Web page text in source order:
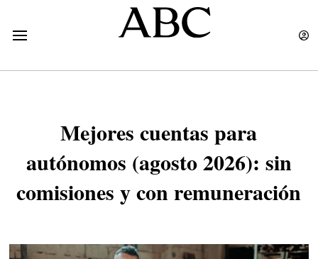
Mejores cuentas para
autónomos (agosto 2026): sin
comisiones y con remuneración